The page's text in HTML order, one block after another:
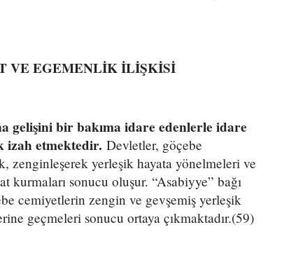
VE EGEMENLİK İLİŞKİSİ
gelişini bir bakıma idare edenlerle idare
izah etmektedir. Devletler, göçebe
zenginleşerek yerleşik hayata yönelmeleri ve
kurmaları sonucu oluşur. “Asabiyye” bağı
cemiyetlerin zengin ve gevşemiş yerleşik
geçmeleri sonucu ortaya çıkmaktadır.(59)